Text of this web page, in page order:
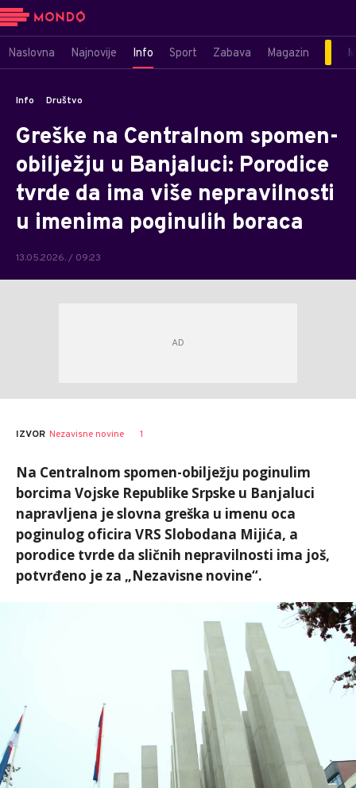
Naslovna Najnovije Info Sport Zabava Magazin
Info Društvo
Greške na Centralnom spomen-
obilježju u Banjaluci: Porodice
tvrde da ima više nepravilnosti
u imenima poginulih boraca
13.05.2026. / 09:23
AUTOR N.D.
IZVOR Nezavisne novine 1
Na Centralnom spomen-obilježju poginulim
borcima Vojske Republike Srpske u Banjaluci
napravljena je slovna greška u imenu oca
poginulog oficira VRS Slobodana Mijića, a
porodice tvrde da sličnih nepravilnosti ima još,
potvrđeno je za „Nezavisne novine“.